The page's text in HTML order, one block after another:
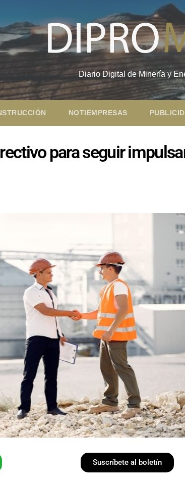
Diario Digital de Minería y
NOTIEMPRESAS
para seguir
Suscríbete al boletín